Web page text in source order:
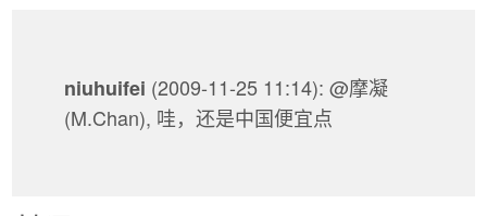
niuhuifei (2009-11-25 11:14): @摩凝
(M.Chan), 哇，还是中国便宜点